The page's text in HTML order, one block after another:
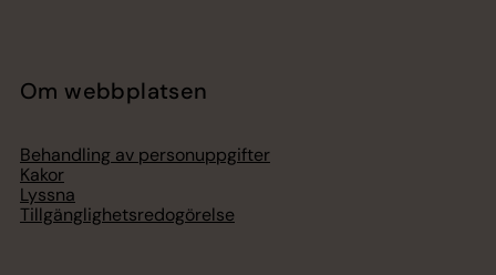
Om webbplatsen
Behandling av personuppgifter
Kakor
Lyssna
Tillgänglighetsredogörelse